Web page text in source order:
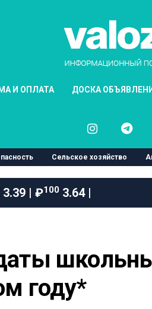
И ОПЛАТА ДОСКА
Сельское хозяйство
3.39 | ₽1003.64 |
году*